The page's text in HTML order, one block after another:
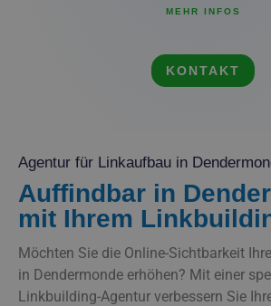
MEHR INFOS
KONTAKT
Agentur für Linkaufbau in
Auffindbar in
mit Ihrem
Möchten Sie die Online-Sichtbarkeit
in Dendermonde erhöhen? Mit einer
Linkbuilding-Agentur verbessern Sie